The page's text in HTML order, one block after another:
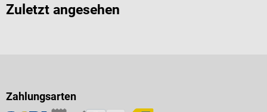
Zuletzt angesehen
Zahlungsarten